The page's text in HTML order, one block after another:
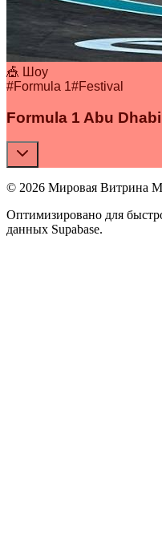
🎪 Шоу
#Formula 1#Festival
Formula 1 Abu Dhabi
© 2026 Мировая Витрина
Оптимизировано для
данных Supabase.